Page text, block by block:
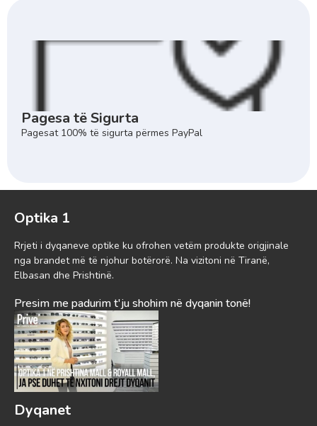
Pagesa të Sigurta
Pagesat 100% të sigurta përmes PayPal
Optika 1
Rrjeti i dyqaneve optike ku ofrohen vetëm produkte origjinale
nga brandet më të njohur botërorë. Na vizitoni në Tiranë,
Elbasan dhe Prishtinë.
Presim me padurim t'ju shohim në dyqanin tonë!
Dyqanet